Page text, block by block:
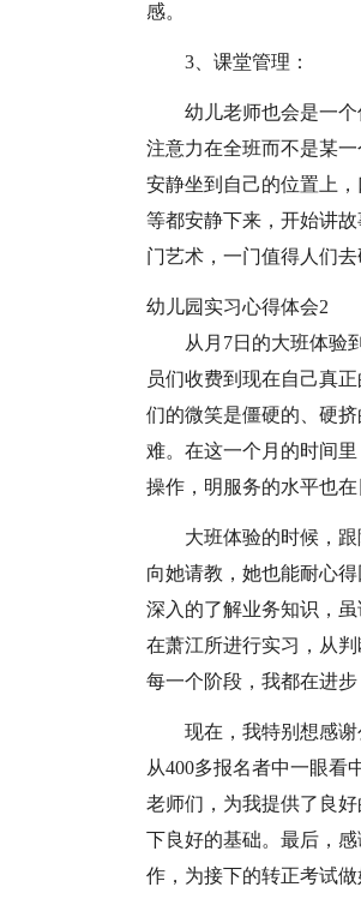
感。
3、课堂管理：
幼儿老师也会是一
注意力在全班而不是某
安静坐到自己的位置上
等都安静下来，开始讲
门艺术，一门值得人们去
幼儿园实习心得体会2
从月7日的大班体验
员们收费到现在自己真
们的微笑是僵硬的、硬
难。在这一个月的时间
操作，明服务的水平也在
大班体验的时候，
向她请教，她也能耐心
深入的了解业务知识，
在萧江所进行实习，从
每一个阶段，我都在进步
现在，我特别想感
从400多报名者中一眼看
老师们，为我提供了良
下良好的基础。最后，
作，为接下的转正考试